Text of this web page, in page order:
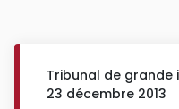
Tribunal de grande
23 décembre 2013